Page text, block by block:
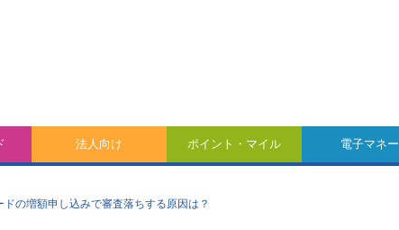
法人向け ポイント・マイル 電子マネー
ドの増額申し込みで審査落ちする原因は？